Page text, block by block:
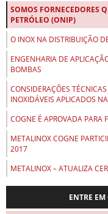
SOMOS FORNECEDORES
PETRÓLEO (ONIP)
O INOX NA DISTRIBUIÇÃO
ENGENHARIA DE
BOMBAS
CONSIDERAÇÕES
INOXIDÁVEIS APLICADOS
COGNE É APROVADA PARA
METALINOX COGNE
2017
METALINOX – ATUALIZA
ENTRE